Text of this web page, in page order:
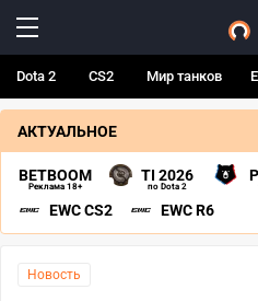
Dota 2 CS2 Мир танков
АКТУАЛЬНОЕ
BETBOOM
Реклама 18+
TI 2026
по Dota 2
EWC CS2 EWC R6
Новость